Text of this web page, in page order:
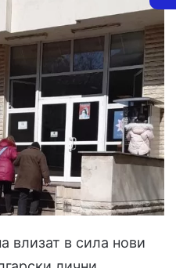
влизат в сила нови